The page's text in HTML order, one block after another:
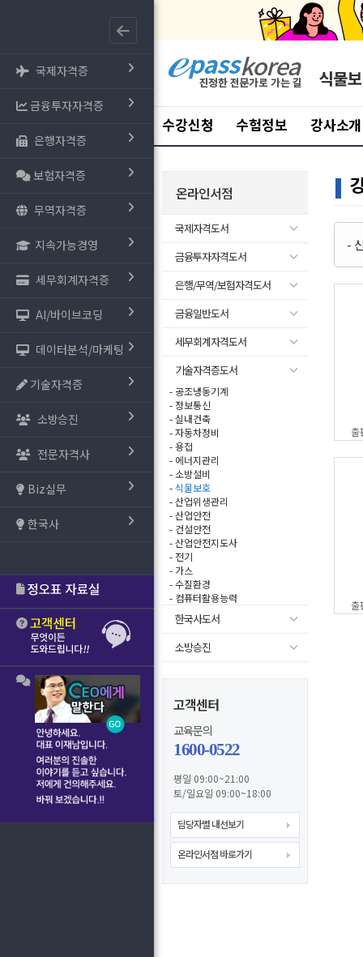
국제자격증
금융투자자격증
은행자격증
보험자격증
무역자격증
지속가능경영
세무회계자격증
AI/바이브코딩
데이터분석/마케팅
기술자격증
소방승진
전문자격사
Biz실무
한국사
식물
수강신청 수험정보 강사소개
온라인서점
국제자격도서
금융투자자격도서
은행/무역/보험자격도서
금융일반도서
세무회계자격도서
기술자격증도서
- 공조냉동기계
- 정보통신
- 실내건축
- 자동차정비
- 용접
- 에너지관리
- 소방설비
-식물보호
- 산업위생관리
- 산업안전
- 건설안전
- 산업안전지도사
- 전기
- 가스
- 수질환경
- 컴퓨터활용능력
한국사도서
소방승진
고객센터
교육문의
1600-0522
평일 09:00~21:00
토/일요일 09:00~18:00
담당자별 내선보기
온라인서점 바로가기
-
출
출